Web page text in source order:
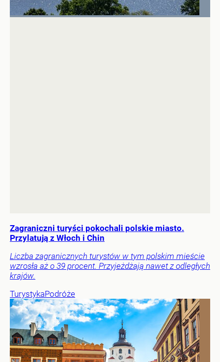
Zagraniczni turyści pokochali polskie miasto.
Przylatują z Włoch i Chin
Liczba zagranicznych turystów w tym polskim mieście
wzrosła aż o 39 procent. Przyjeżdżają nawet z odległych
krajów.
TurystykaPodróże